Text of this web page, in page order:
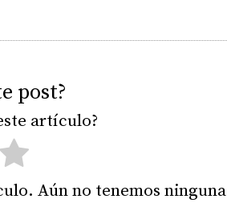
post?
artículo?
Aún no tenemos ninguna